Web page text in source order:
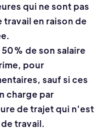
qui ne sont pas
en raison de
de son salaire
pour
sauf si ces
charge par
de trajet qui n'est
travail.